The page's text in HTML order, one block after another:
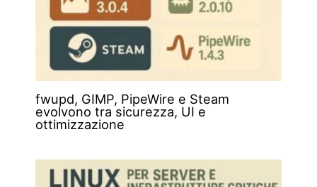
fwupd, GIMP, PipeWire e Steam
evolvono tra sicurezza, UI e
ottimizzazione